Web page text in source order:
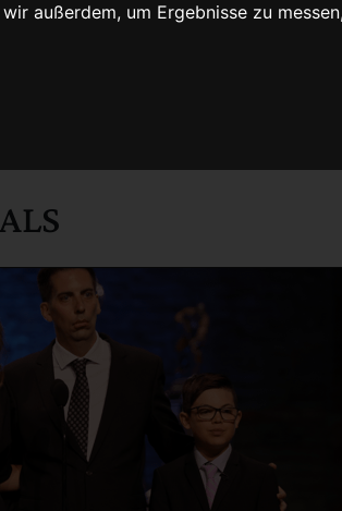
außerdem, um Ergebnisse zu